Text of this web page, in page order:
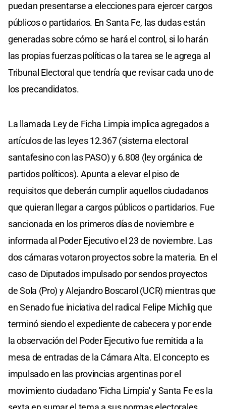
puedan presentarse a elecciones para ejercer cargos
públicos o partidarios. En Santa Fe, las dudas están
generadas sobre cómo se hará el control, si lo harán
las propias fuerzas políticas o la tarea se le agrega al
Tribunal Electoral que tendría que revisar cada uno de
los precandidatos.
La llamada Ley de Ficha Limpia implica agregados a
artículos de las leyes 12.367 (sistema electoral
santafesino con las PASO) y 6.808 (ley orgánica de
partidos políticos). Apunta a elevar el piso de
requisitos que deberán cumplir aquellos ciudadanos
que quieran llegar a cargos públicos o partidarios. Fue
sancionada en los primeros días de noviembre e
informada al Poder Ejecutivo el 23 de noviembre. Las
dos cámaras votaron proyectos sobre la materia. En el
caso de Diputados impulsado por sendos proyectos
de Sola (Pro) y Alejandro Boscarol (UCR) mientras que
en Senado fue iniciativa del radical Felipe Michlig que
terminó siendo el expediente de cabecera y por ende
la observación del Poder Ejecutivo fue remitida a la
mesa de entradas de la Cámara Alta. El concepto es
impulsado en las provincias argentinas por el
movimiento ciudadano 'Ficha Limpia' y Santa Fe es la